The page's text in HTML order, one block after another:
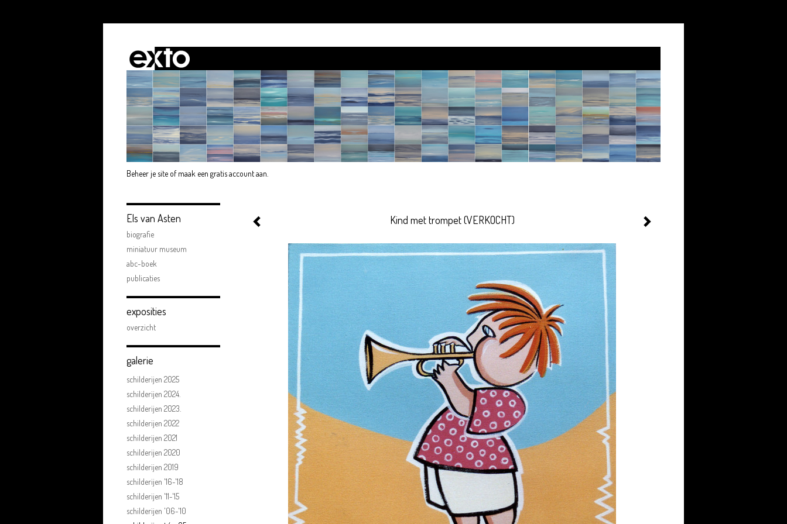
Beheer je site ofmaak een gratis account aan.
Kind met trompet (VERKOCHT)
Els van Asten
biografie
miniatuur museum
abc-boek
publicaties
exposities
overzicht
galerie
schilderijen 2025
schilderijen 2024.
schilderijen 2023.
schilderijen 2022
schilderijen 2021
schilderijen 2020
schilderijen 2019
schilderijen '16-'18
schilderijen '11-'15
schilderijen '06-'10